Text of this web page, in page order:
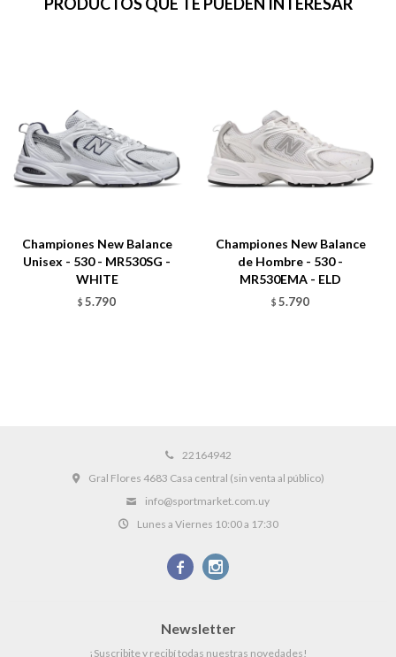
Championes New Balance
Unisex - 530 - MR530SG -
WHITE
$ 5.790
Championes New Balance
de Hombre - 530 -
MR530EMA - ELD
$ 5.790
22164942
Gral Flores 4683 Casa central (sin venta al público)
info@sportmarket.com.uy
Lunes a Viernes 10:00 a 17:30
 
Newsletter
¡Suscribite y recibí todas nuestras novedades!